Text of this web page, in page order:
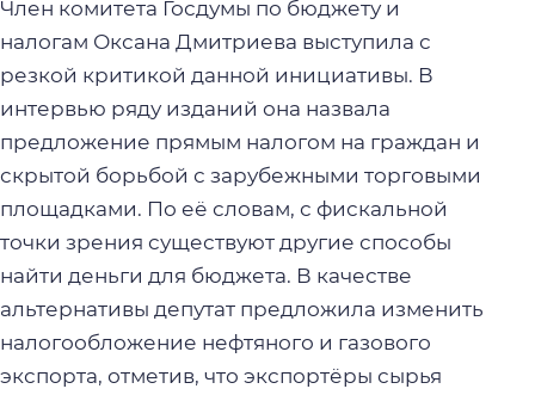
Член комитета Госдумы по бюджету и
налогам Оксана Дмитриева выступила с
резкой критикой данной инициативы. В
интервью ряду изданий она назвала
предложение прямым налогом на граждан и
скрытой борьбой с зарубежными торговыми
площадками. По её словам, с фискальной
точки зрения существуют другие способы
найти деньги для бюджета. В качестве
альтернативы депутат предложила изменить
налогообложение нефтяного и газового
экспорта, отметив, что экспортёры сырья